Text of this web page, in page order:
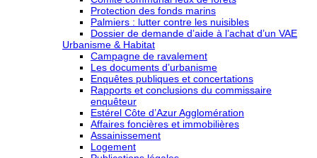
Protection des fonds marins
Palmiers : lutter contre les nuisibles
Dossier de demande d’aide à l’achat d’un VAE
Urbanisme & Habitat
Campagne de ravalement
Les documents d’urbanisme
Enquêtes publiques et concertations
Rapports et conclusions du commissaire
enquêteur
Estérel Côte d’Azur Agglomération
Affaires foncières et immobilières
Assainissement
Logement